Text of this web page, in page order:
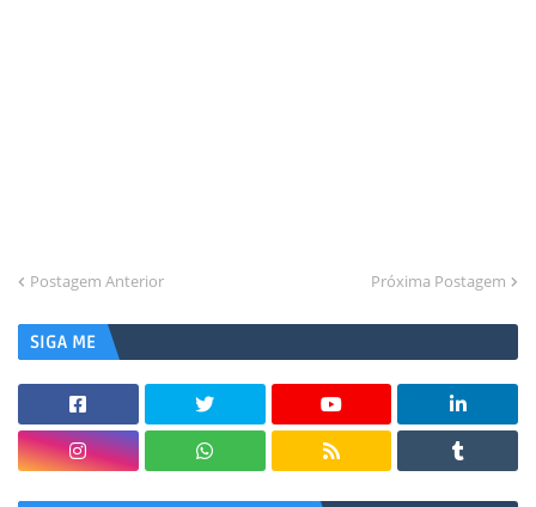
Postagem Anterior Próxima Postagem
SIGA ME